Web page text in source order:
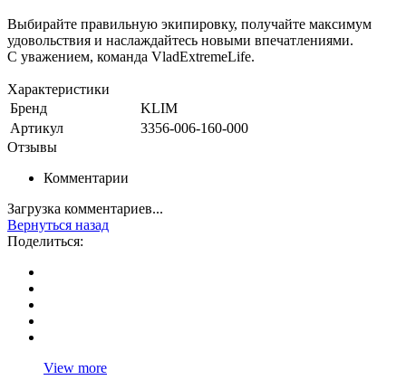
Выбирайте правильную экипировку, получайте максимум
удовольствия и наслаждайтесь новыми впечатлениями.
С уважением, команда VladExtremeLife.
Характеристики
Бренд
KLIM
Артикул
3356-006-160-000
Отзывы
Комментарии
Загрузка комментариев...
Вернуться назад
Поделиться:
View more